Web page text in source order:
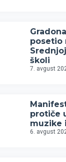
posetio
školi
7. avgust
protiče
muzike
6. avgust